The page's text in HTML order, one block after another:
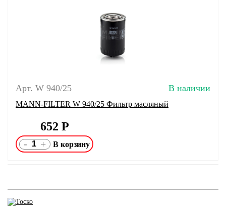
Арт. W 940/25 В наличии
MANN-FILTER W 940/25 Фильтр масляный
652 Р
- +